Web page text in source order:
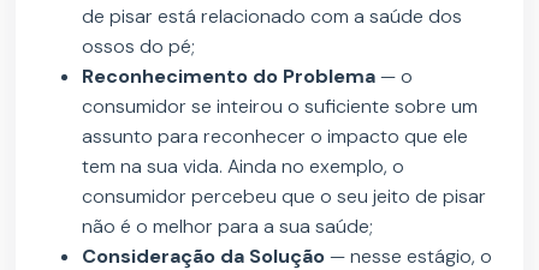
de pisar está relacionado com a saúde dos
ossos do pé;
Reconhecimento do Problema— o
consumidor se inteirou o suficiente sobre um
assunto para reconhecer o impacto que ele
tem na sua vida. Ainda no exemplo, o
consumidor percebeu que o seu jeito de pisar
não é o melhor para a sua saúde;
Consideração da Solução— nesse estágio, o